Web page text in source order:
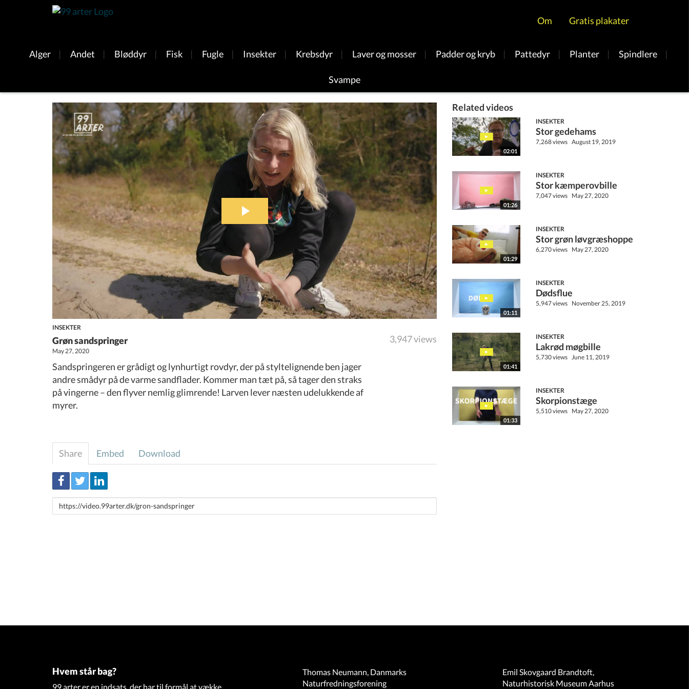
Om Gratis plakater
Alger | Andet | Bløddyr | Fisk | Fugle | Insekter | Krebsdyr | Laver og mosser | Padder og kryb | Pattedyr | Planter | Spindlere |
Svampe
INSEKTER
Grøn sandspringer 3,947 views
May 27, 2020
Sandspringeren er grådigt og lynhurtigt rovdyr, der på styltelignende ben jager
andre smådyr på de varme sandflader. Kommer man tæt på, så tager den straks
på vingerne – den flyver nemlig glimrende! Larven lever næsten udelukkende af
myrer.
Share Embed Download
Link
to
Related videos
02:01
INSEKTER
Stor gedehams
7,268 views August 19, 2019
01:26
INSEKTER
Stor kæmperovbille
7,047 views May 27, 2020
01:29
INSEKTER
Stor grøn løvgræshoppe
6,270 views May 27, 2020
01:11
INSEKTER
Dødsflue
5,947 views November 25, 2019
01:41
INSEKTER
Lakrød møgbille
5,730 views June 11, 2019
01:33
INSEKTER
Skorpionstæge
5,510 views May 27, 2020
Hvem står bag?
99 arter er en indsats, der har til formål at vække
Thomas Neumann, Danmarks
Naturfredningsforening
Emil Skovgaard Brandtoft,
Naturhistorisk Museum Aarhus